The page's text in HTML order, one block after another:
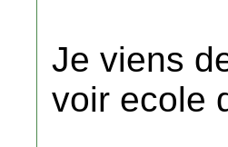
Je viens
voir ecole